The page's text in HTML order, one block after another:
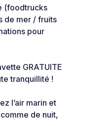
(foodtrucks
de mer / fruits
pour
GRATUITE
tranquillité !
l’air marin et
de nuit,